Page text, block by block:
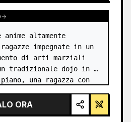
altamente
impegnate in un
di arti marziali
tradizionale dojo in
una ragazza con
neri raccolti in uno…
ORA